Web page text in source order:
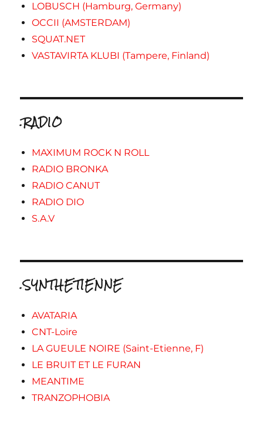
LOBUSCH (Hamburg, Germany)
OCCII (AMSTERDAM)
SQUAT.NET
VASTAVIRTA KLUBI (Tampere, Finland)
.RADIO
MAXIMUM ROCK N ROLL
RADIO BRONKA
RADIO CANUT
RADIO DIO
S.A.V
.SYNTHETIENNE
AVATARIA
CNT-Loire
LA GUEULE NOIRE (Saint-Etienne, F)
LE BRUIT ET LE FURAN
MEANTIME
TRANZOPHOBIA